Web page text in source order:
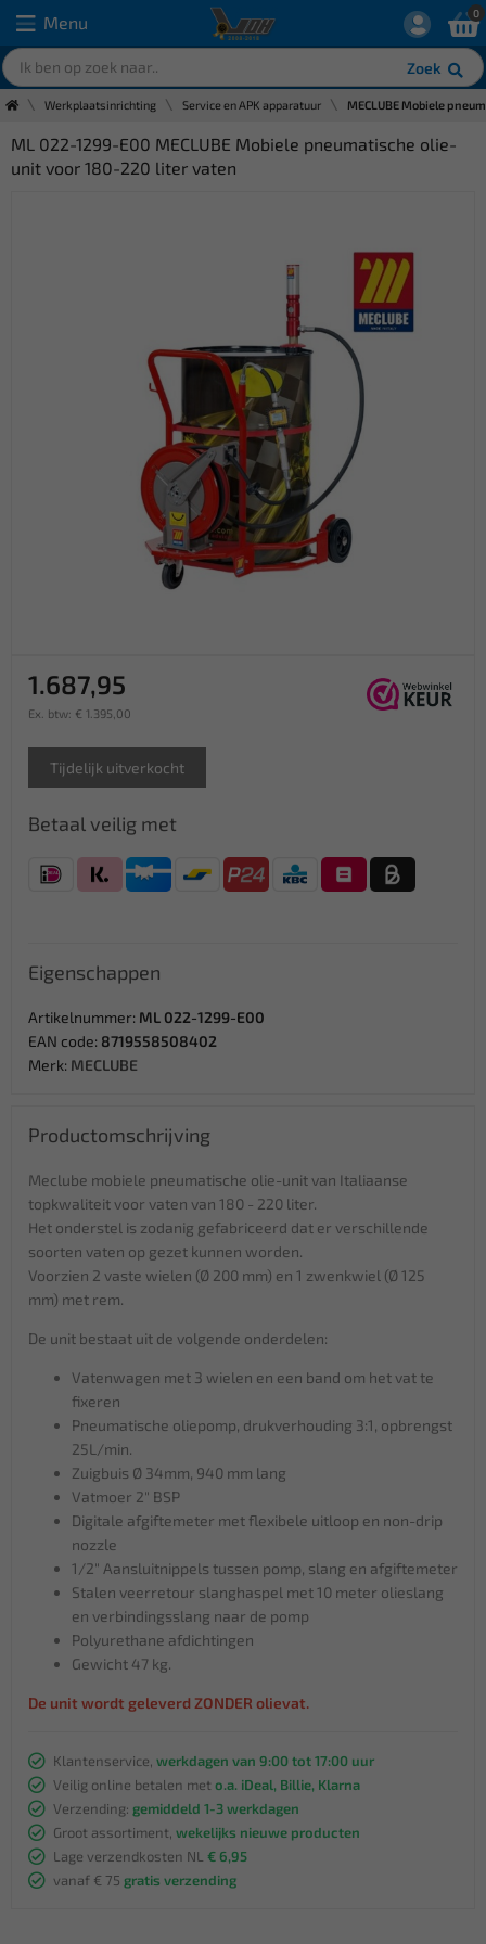
Menu
Zoek
0
Werkplaatsinrichting Service en APK apparatuur MECLUBE Mobiele
ML 022-1299-E00 MECLUBE Mobiele pneumatische olie-
unit voor 180-220 liter vaten
1.687,95
Ex. btw: € 1.395,00
Tijdelijk uitverkocht
Betaal veilig met
Eigenschappen
Artikelnummer: ML 022-1299-E00
EAN code: 8719558508402
Merk: MECLUBE
Productomschrijving
Meclube mobiele pneumatische olie-unit van Italiaanse
topkwaliteit voor vaten van 180 - 220 liter.
Het onderstel is zodanig gefabriceerd dat er verschillende
soorten vaten op gezet kunnen worden.
Voorzien 2 vaste wielen (Ø 200 mm) en 1 zwenkwiel (Ø 125
mm) met rem.
De unit bestaat uit de volgende onderdelen:
Vatenwagen met 3 wielen en een band om het vat te
fixeren
Pneumatische oliepomp, drukverhouding 3:1, opbrengst
25L/min.
Zuigbuis Ø 34mm, 940 mm lang
Vatmoer 2" BSP
Digitale afgiftemeter met flexibele uitloop en non-drip
nozzle
1/2" Aansluitnippels tussen pomp, slang en afgiftemeter
Stalen veerretour slanghaspel met 10 meter olieslang
en verbindingsslang naar de pomp
Polyurethane afdichtingen
Gewicht 47 kg.
De unit wordt geleverd ZONDER olievat.
Klantenservice, werkdagen van 9:00 tot 17:00 uur
Veilig online betalen met o.a. iDeal, Billie, Klarna
Verzending: gemiddeld 1-3 werkdagen
Groot assortiment, wekelijks nieuwe producten
Lage verzendkosten NL € 6,95
vanaf € 75 gratis verzending